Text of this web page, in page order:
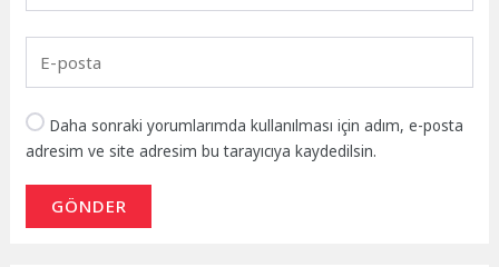
Daha sonraki yorumlarımda kullanılması için adım, e-posta
adresim ve site adresim bu tarayıcıya kaydedilsin.
GÖNDER